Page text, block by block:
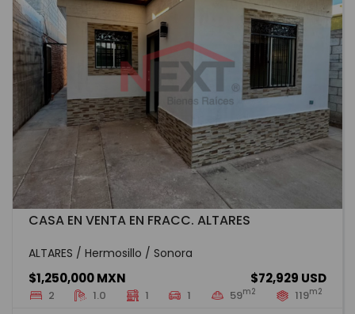
CASA EN VENTA EN FRACC. ALTARES
ALTARES / Hermosillo / Sonora
$1,250,000 MXN $72,929 USD
2 1.0 1 1 59m2 119m2